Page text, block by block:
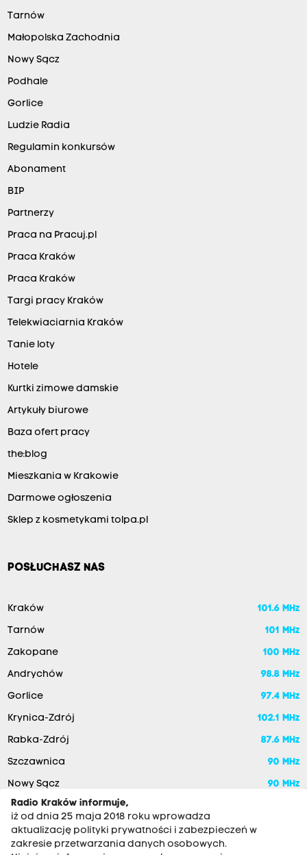
Tarnów
Małopolska Zachodnia
Nowy Sącz
Podhale
Gorlice
Ludzie Radia
Regulamin konkursów
Abonament
BIP
Partnerzy
Praca na Pracuj.pl
Praca Kraków
Praca Kraków
Targi pracy Kraków
Telekwiaciarnia Kraków
Tanie loty
Hotele
Kurtki zimowe damskie
Artykuły biurowe
Baza ofert pracy
the:blog
Mieszkania w Krakowie
Darmowe ogłoszenia
Sklep z kosmetykami tolpa.pl
POSŁUCHASZ NAS
Kraków 101.6 MHz
Tarnów 101 MHz
Zakopane 100 MHz
Andrychów 98.8 MHz
Gorlice 97.4 MHz
Krynica-Zdrój 102.1 MHz
Rabka-Zdrój 87.6 MHz
Szczawnica 90 MHz
Nowy Sącz
90 MHz
Radio Kraków informuje,
iż od dnia 25 maja 2018 roku wprowadza
aktualizację polityki prywatności i zabezpieczeń w
zakresie przetwarzania danych osobowych.